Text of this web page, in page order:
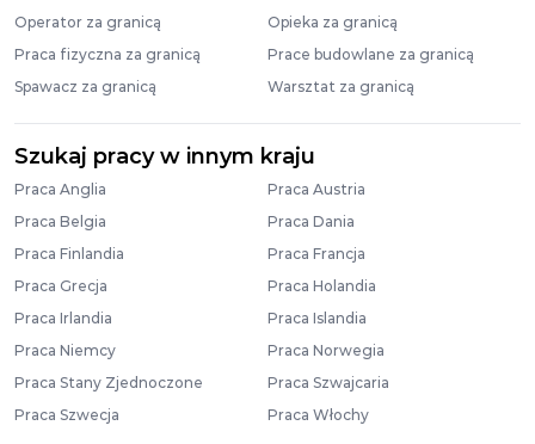
Operator za granicą
Opieka za granicą
Praca fizyczna za granicą
Prace budowlane za granicą
Spawacz za granicą
Warsztat za granicą
Szukaj pracy w innym kraju
Praca Anglia
Praca Austria
Praca Belgia
Praca Dania
Praca Finlandia
Praca Francja
Praca Grecja
Praca Holandia
Praca Irlandia
Praca Islandia
Praca Niemcy
Praca Norwegia
Praca Stany Zjednoczone
Praca Szwajcaria
Praca Szwecja
Praca Włochy